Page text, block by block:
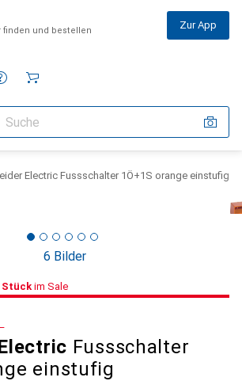
finden und bestellen Zur App
Electric Fussschalter 1Ö+1S orange einstufig
6 Bilder
im Sale
Stück im Sale
Fussschalter
einstufig